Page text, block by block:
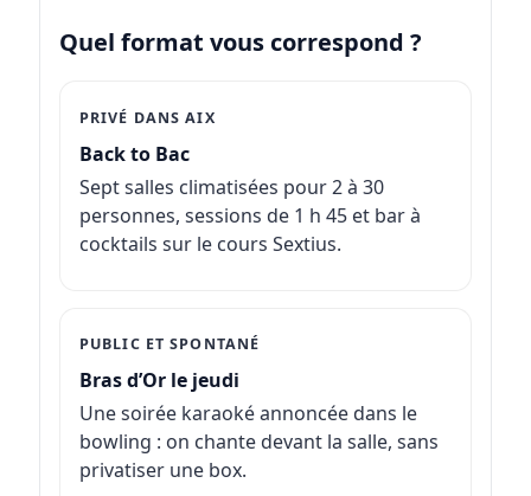
Quel format vous correspond ?
PRIVÉ DANS AIX
Back to Bac
Sept salles climatisées pour 2 à 30
personnes, sessions de 1 h 45 et bar à
cocktails sur le cours Sextius.
PUBLIC ET SPONTANÉ
Bras d’Or le jeudi
Une soirée karaoké annoncée dans le
bowling : on chante devant la salle, sans
privatiser une box.